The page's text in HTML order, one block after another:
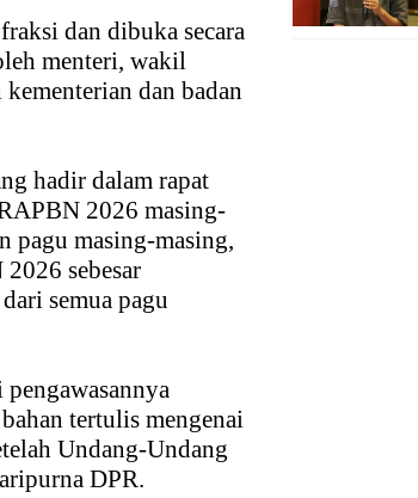
dan dibuka secara
menteri, wakil
dan badan
hadir dalam rapat
2026 masing-
pagu masing-masing,
sebesar
semua pagu
tertulis mengenai
Undang-Undang
DPR.